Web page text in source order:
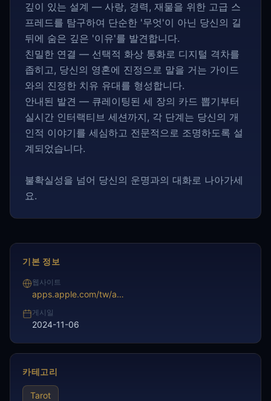
깊이 있는 설계 — 사랑, 경력, 재물을 위한 고급 스
프레드를 탐구하여 단순한 '무엇'이 아닌 당신의 길
뒤에 숨은 깊은 '이유'를 발견합니다.
친밀한 연결 — 선택적 화상 통화로 디지털 격차를
좁히고, 당신의 영혼에 진정으로 말을 거는 가이드
와의 진정한 치유 유대를 형성합니다.
안내된 발견 — 큐레이팅된 세 장의 카드 뽑기부터
실시간 인터랙티브 세션까지, 각 단계는 당신의 개
인적 이야기를 세심하고 전문적으로 조명하도록 설
계되었습니다.
불확실성을 넘어 당신의 운명과의 대화로 나아가세
요.
기본 정보
웹사이트
apps.apple.com/tw/app/%E5%95%8F%E5%95%8F%E5%A1%94%E7%BE%85-%E5%B0%88%E6%A5%AD-%E7%A7%81%E5%AF%86-%E8%B2%BC%E5%BF%83/id1448326914
게시일
2024-11-06
카테고리
Tarot